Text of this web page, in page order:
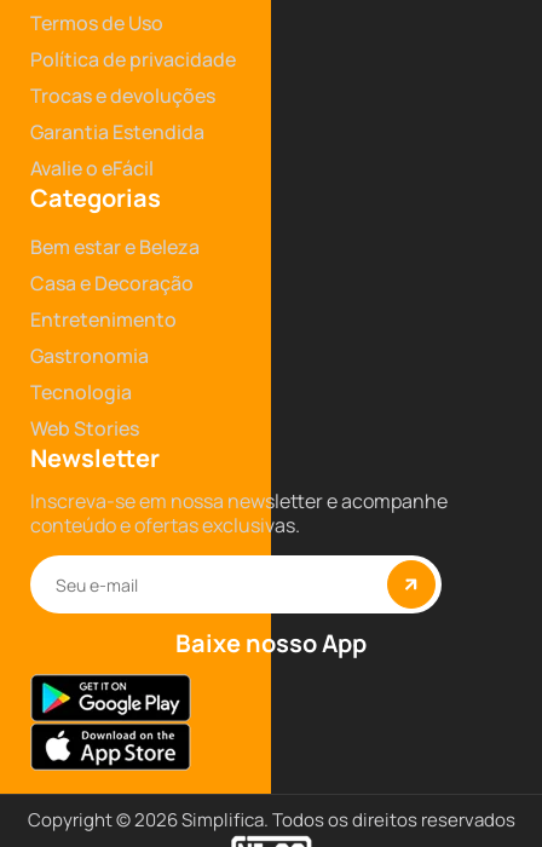
Termos de Uso
Política de privacidade
Trocas e devoluções
Garantia Estendida
Avalie o eFácil
Categorias
Bem estar e Beleza
Casa e Decoração
Entretenimento
Gastronomia
Tecnologia
Web Stories
Newsletter
Inscreva-se em nossa newsletter e acompanhe
conteúdo e ofertas exclusivas.
Baixe nosso App
Copyright © 2026 Simplifica. Todos os direitos reservados